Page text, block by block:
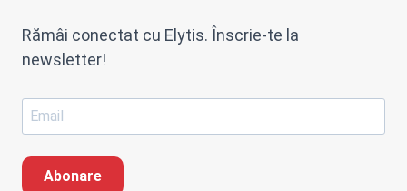
Rămâi conectat cu Elytis. Înscrie-te la
newsletter!
Abonare